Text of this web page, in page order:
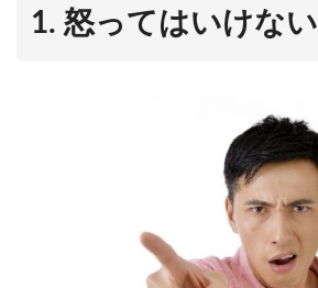
1. 怒ってはいけない